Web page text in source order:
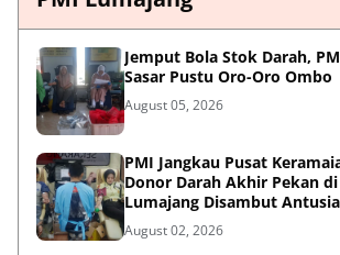
Jemput Bola Stok Darah,
Sasar Pustu Oro-Oro Ombo
August 05, 2026
PMI Jangkau Pusat
Donor Darah Akhir Pekan di
Lumajang Disambut
August 02, 2026